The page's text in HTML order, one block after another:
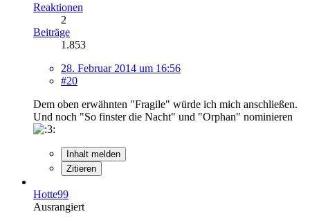
Reaktionen
2
Beiträge
1.853
28. Februar 2014 um 16:56
#20
Dem oben erwähnten "Fragile" würde ich mich anschließen.
Und noch "So finster die Nacht" und "Orphan" nominieren
Inhalt melden
Zitieren
Hotte99
Ausrangiert